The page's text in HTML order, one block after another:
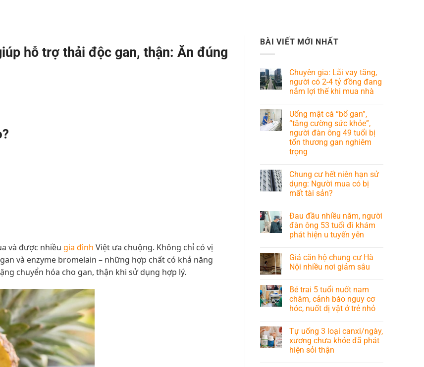
hỗ trợ thải độc gan, thận: Ăn đúng
và được nhiều gia đình Việt ưa chuộng. Không chỉ có vị
và enzyme bromelain – những hợp chất có khả năng
chuyển hóa cho gan, thận khi sử dụng hợp lý.
BÀI VIẾT MỚI NHẤT
Chuyên gia: Lãi vay tăng,
người có 2-4 tỷ đồng đang
nắm lợi thế khi mua nhà
Uống mật cá “bổ gan”,
“tăng cường sức khỏe”,
người đàn ông 49 tuổi bị
tổn thương gan nghiêm
trọng
Chung cư hết niên hạn sử
dụng: Người mua có bị
mất tài sản?
Đau đầu nhiều năm, người
đàn ông 53 tuổi đi khám
phát hiện u tuyến yên
Giá căn hộ chung cư Hà
Nội nhiều nơi giảm sâu
Bé trai 5 tuổi nuốt nam
châm, cảnh báo nguy cơ
hóc, nuốt dị vật ở trẻ nhỏ
Tự uống 3 loại canxi/ngày,
xương chưa khỏe đã phát
hiện sỏi thận